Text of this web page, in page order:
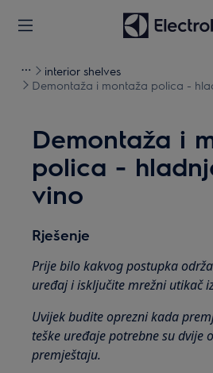
interior shelves
Demontaža i montaža polica -
Demontaža i
polica -
vino
Rješenje
Prije bilo kakvog postupka
uređaj i isključite mrežni utikač
Uvijek budite oprezni kada
teške uređaje potrebne su dvije
premještaju.